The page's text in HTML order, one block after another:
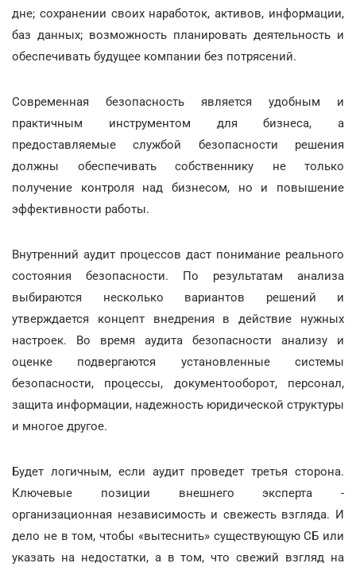
дне; сохранении своих наработок, активов, информации,
баз данных; возможность планировать деятельность и
обеспечивать будущее компании без потрясений.
Современная безопасность является удобным и
практичным инструментом для бизнеса, а
предоставляемые службой безопасности решения
должны обеспечивать собственнику не только
получение контроля над бизнесом, но и повышение
эффективности работы.
Внутренний аудит процессов даст понимание реального
состояния безопасности. По результатам анализа
выбираются несколько вариантов решений и
утверждается концепт внедрения в действие нужных
настроек. Во время аудита безопасности анализу и
оценке подвергаются установленные системы
безопасности, процессы, документооборот, персонал,
защита информации, надежность юридической структуры
и многое другое.
Будет логичным, если аудит проведет третья сторона.
Ключевые позиции внешнего эксперта -
организационная независимость и свежесть взгляда. И
дело не в том, чтобы «вытеснить» существующую СБ или
указать на недостатки, а в том, что свежий взгляд на